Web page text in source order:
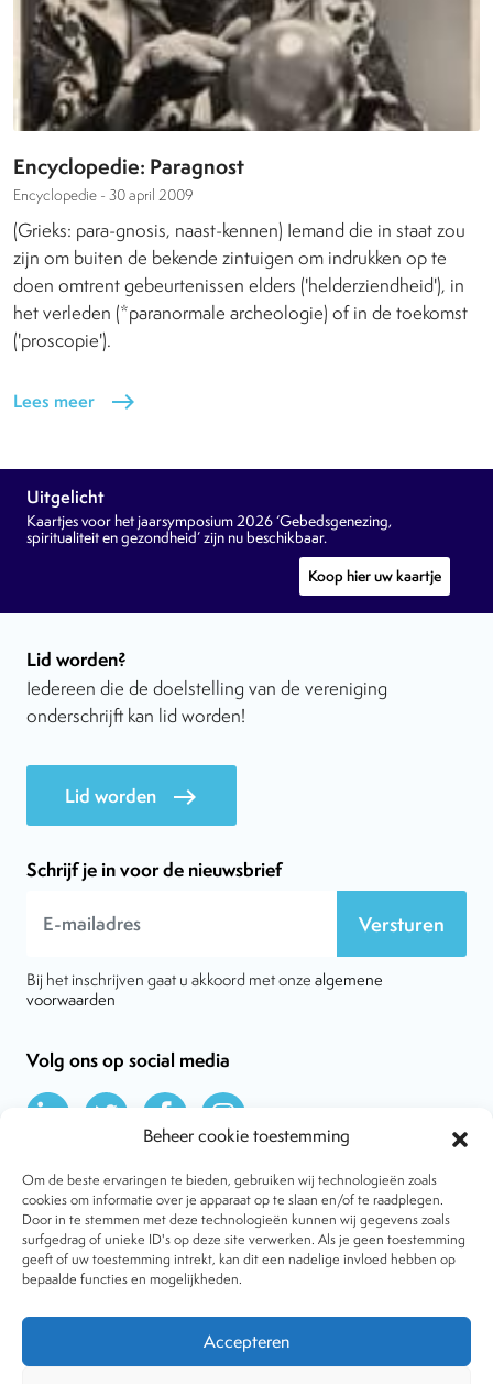
Beheer cookie toestemming
Om de beste ervaringen te bieden, gebruiken wij technologieën zoals
cookies om informatie over je apparaat op te slaan en/of te raadplegen.
Door in te stemmen met deze technologieën kunnen wij gegevens zoals
surfgedrag of unieke ID's op deze site verwerken. Als je geen toestemming
geeft of uw toestemming intrekt, kan dit een nadelige invloed hebben op
bepaalde functies en mogelijkheden.
Accepteren
Encyclopedie: Paragnost
Encyclopedie - 30 april 2009
(Grieks: para-gnosis, naast-kennen) Iemand die in staat zou
zijn om buiten de bekende zintuigen om indrukken op te
doen omtrent gebeurtenissen elders ('helderziendheid'), in
het verleden (*paranormale archeologie) of in de toekomst
('proscopie').
Lees meer east
Uitgelicht
Kaartjes voor het jaarsymposium 2026 ‘Gebedsgenezing,
spiritualiteit en gezondheid’ zijn nu beschikbaar.
Koop hier uw kaartje
Lid worden?
Iedereen die de doelstelling van de vereniging
onderschrijft kan lid worden!
Lid worden east
Schrijf je in voor de nieuwsbrief
Versturen
Bij het inschrijven gaat u akkoord met onze algemene
voorwaarden
Volg ons op social media
Over VtdK
Contact
Nieuws
Behandelwijzen
Dossiers
Tijdschrift